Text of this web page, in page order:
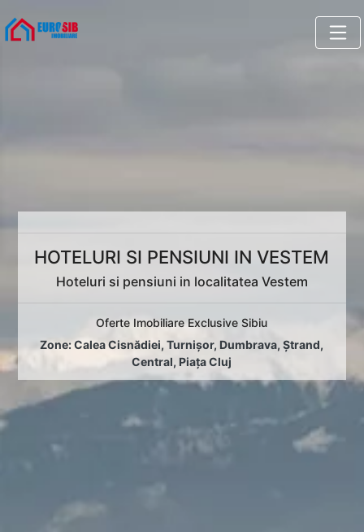
HOTELURI SI PENSIUNI IN VESTEM
Hoteluri si pensiuni in localitatea Vestem
Oferte Imobiliare Exclusive Sibiu
Zone:Calea Cisnădiei,Turnișor,Dumbrava,Ștrand,
Central, Piața Cluj